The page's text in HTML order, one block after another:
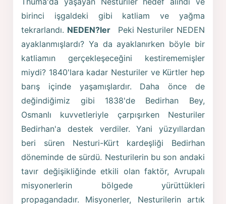
birinci işgaldeki gibi katliam ve yağma
tekrarlandı. NEDEN?ler
Peki Nesturiler NEDEN
ayaklanmışlardı? Ya da ayaklanırken böyle bir
katliamın gerçekleşeceğini kestirememişler
miydi? 1840'lara kadar Nesturiler ve Kürtler hep
barış içinde yaşamışlardır. Daha önce de
değindiğimiz gibi 1838'de Bedirhan Bey,
Osmanlı kuvvetleriyle çarpışırken Nesturiler
Bedirhan'a destek verdiler. Yani yüzyıllardan
beri süren Nesturi-Kürt kardeşliği Bedirhan
döneminde de sürdü. Nesturilerin bu son andaki
tavır değişikliğinde etkili olan faktör, Avrupalı
misyonerlerin bölgede yürüttükleri
propagandadır. Misyonerler, Nesturilerin artık